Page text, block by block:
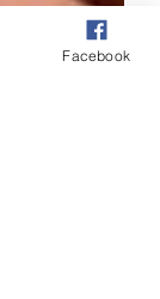
Facebook